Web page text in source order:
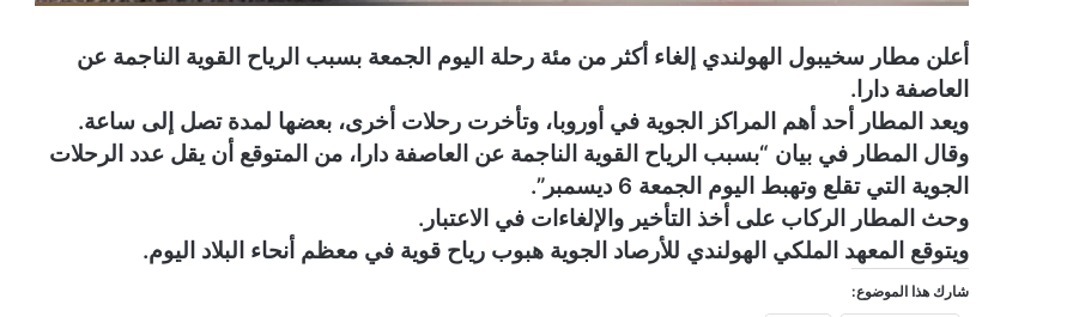
أعلن مطار سخيبول الهولندي إلغاء أكثر من مئة رحلة اليوم الجمعة بسبب الرياح القوية الناجمة عن
العاصفة دارا.
ويعد المطار أحد أهم المراكز الجوية في أوروبا، وتأخرت رحلات أخرى، بعضها لمدة تصل إلى ساعة.
وقال المطار في بيان “بسبب الرياح القوية الناجمة عن العاصفة دارا، من المتوقع أن يقل عدد الرحلات
الجوية التي تقلع وتهبط اليوم الجمعة 6 ديسمبر”.
وحث المطار الركاب على أخذ التأخير والإلغاءات في الاعتبار.
ويتوقع المعهد الملكي الهولندي للأرصاد الجوية هبوب رياح قوية في معظم أنحاء البلاد اليوم.
شارك هذا الموضوع: